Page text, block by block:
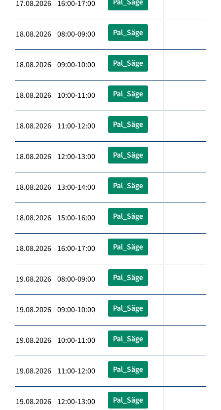
17.08.2026 16:00-17:00
18.08.2026 08:00-09:00 Pal_Säge
18.08.2026 09:00-10:00 Pal_Säge
18.08.2026 10:00-11:00 Pal_Säge
18.08.2026 11:00-12:00 Pal_Säge
18.08.2026 12:00-13:00 Pal_Säge
18.08.2026 13:00-14:00 Pal_Säge
18.08.2026 15:00-16:00 Pal_Säge
18.08.2026 16:00-17:00 Pal_Säge
19.08.2026 08:00-09:00 Pal_Säge
19.08.2026 09:00-10:00 Pal_Säge
19.08.2026 10:00-11:00 Pal_Säge
19.08.2026 11:00-12:00 Pal_Säge
19.08.2026 12:00-13:00 Pal_Säge